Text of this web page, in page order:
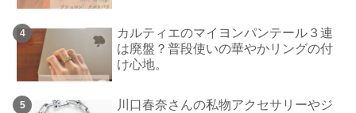
カルティエのマイヨンパンテール３連
は廃盤？普段使いの華やかリングの付
け心地。
川口春奈さんの私物アクセサリーやジ